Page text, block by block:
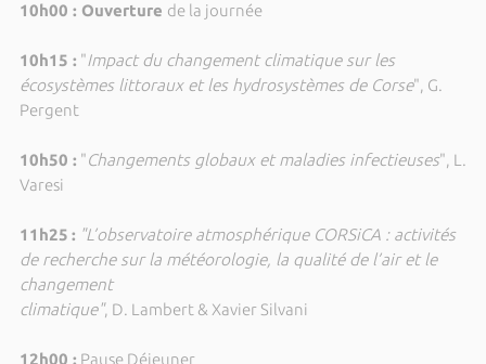
10h00 : Ouverture de la journée
10h15 : "Impact du changement climatique sur les
écosystèmes littoraux et les hydrosystèmes de Corse", G.
Pergent
10h50 : "Changements globaux et maladies infectieuses", L.
Varesi
11h25 : "L’observatoire atmosphérique CORSiCA : activités
de recherche sur la météorologie, la qualité de l’air et le
changement
climatique", D. Lambert & Xavier Silvani
12h00 : Pause Déjeuner